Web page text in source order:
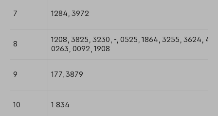
7 1284, 3972
8
1208, 3825, 3230, -, 0525, 1864, 3255, 3624,
0263, 0092, 1908
9 177, 3879
10 1 834